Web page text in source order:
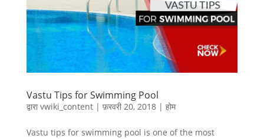
Vastu Tips for Swimming Pool
द्वाराvwiki_content| फ़रवरी 20, 2018| होम
Vastu tips for swimming pool is one of the most